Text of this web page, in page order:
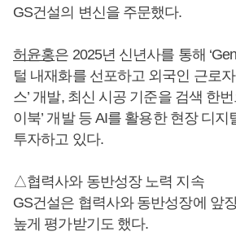
GS건설의 변신을 주문했다.
허윤홍은 2025년 신년사를 통해
털 내재화를 선포하고 외국인 근로
스’ 개발, 최신 시공 기준을 검색 한
이북’ 개발 등 AI를 활용한 현장 디지
투자하고 있다.
△협력사와 동반성장 노력 지속
GS건설은 협력사와 동반성장에 앞
높게 평가받기도 했다.